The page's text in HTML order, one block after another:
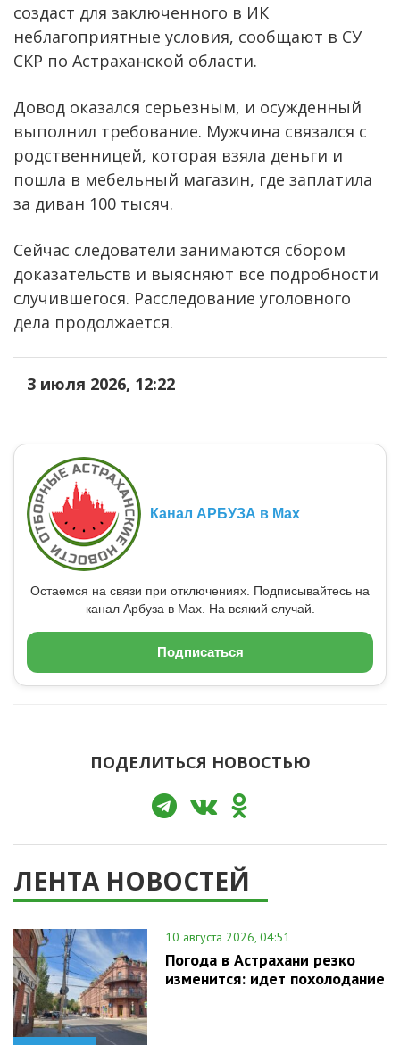
создаст для заключенного в ИК
неблагоприятные условия, сообщают в СУ
СКР по Астраханской области.
Довод оказался серьезным, и осужденный
выполнил требование. Мужчина связался с
родственницей, которая взяла деньги и
пошла в мебельный магазин, где заплатила
за диван 100 тысяч.
Сейчас следователи занимаются сбором
доказательств и выясняют все подробности
случившегося. Расследование уголовного
дела продолжается.
3 июля 2026, 12:22
Канал АРБУЗА в Max
Остаемся на связи при отключениях. Подписывайтесь на
канал Арбуза в Max. На всякий случай.
Подписаться
ПОДЕЛИТЬСЯ НОВОСТЬЮ
ЛЕНТА НОВОСТЕЙ
10 августа 2026, 04:51
Погода в Астрахани резко
изменится: идет похолодание